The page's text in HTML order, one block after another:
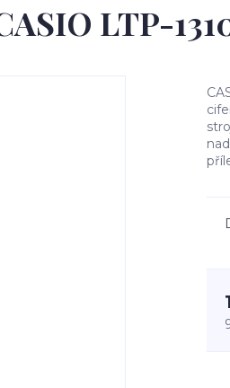
LTP-